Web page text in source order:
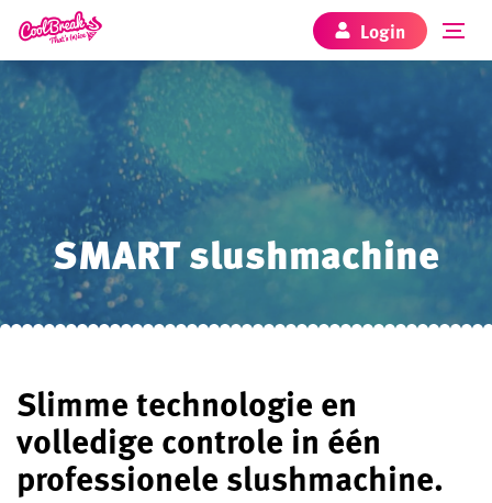
Login
SMART slushmachine
Slimme technologie en
volledige controle in één
professionele slushmachine.